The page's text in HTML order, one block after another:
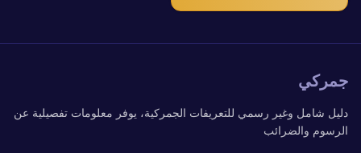
جمركي
دليل شامل وغير رسمي للتعريفات الجمركية، يوفر معلومات تفصيلية عن
الرسوم والضرائب